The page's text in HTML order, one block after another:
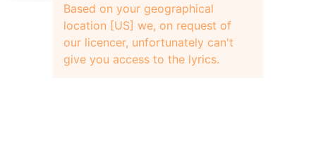
Based on your geographical
location [US] we, on request of
our licencer, unfortunately can't
give you access to the lyrics.